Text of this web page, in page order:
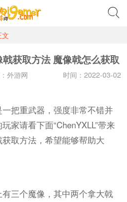
文
戟获取方法 魔像戟怎么获取
外游网 时间：2022-03-02
一把重武器，强度非常不错并
家请看下面“ChenYXLL”带来
取方法，希望能够帮助大
三个魔像，其中两个拿大戟